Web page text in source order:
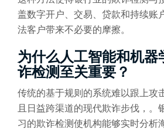
盖数字开户、交易、贷款和持续账
法客户带来不必要的摩擦。
为什么人工智能和机器
诈检测至关重要？
传统的基于规则的系统难以跟上攻
且日益跨渠道的现代欺诈步伐，。
习的欺诈检测使机构能够实时分析